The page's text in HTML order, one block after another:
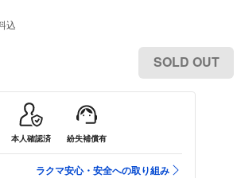
込
SOLD OUT
本人確認済 紛失補償有
ラクマ安心・安全への取り組み